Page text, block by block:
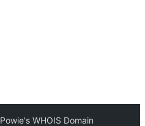
Powie's WHOIS Domain